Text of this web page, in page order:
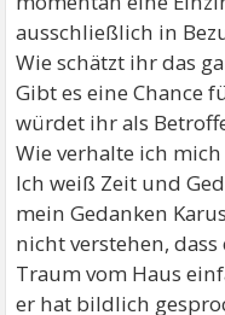
ausschließlich in
Wie schätzt ihr das
Gibt es eine Chance
würdet ihr als
Wie verhalte ich mich
Ich weiß Zeit und
mein Gedanken
nicht verstehen,
Traum vom Haus
er hat bildlich